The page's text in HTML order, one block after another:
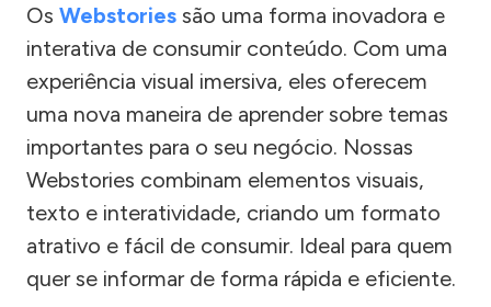
Os Webstories são uma forma inovadora e
interativa de consumir conteúdo. Com uma
experiência visual imersiva, eles oferecem
uma nova maneira de aprender sobre temas
importantes para o seu negócio. Nossas
Webstories combinam elementos visuais,
texto e interatividade, criando um formato
atrativo e fácil de consumir. Ideal para quem
quer se informar de forma rápida e eficiente.